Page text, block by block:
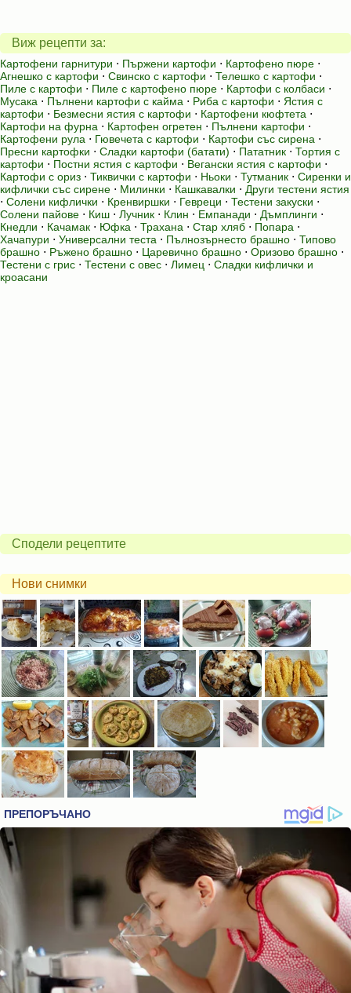
Виж рецепти за:
Картофени гарнитури ⋅ Пържени картофи ⋅ Картофено пюре ⋅
Агнешко с картофи ⋅ Свинско с картофи ⋅ Телешко с картофи ⋅
Пиле с картофи ⋅ Пиле с картофено пюре ⋅ Картофи с колбаси ⋅
Мусака ⋅ Пълнени картофи с кайма ⋅ Риба с картофи ⋅ Ястия с
картофи ⋅ Безмесни ястия с картофи ⋅ Картофени кюфтета ⋅
Картофи на фурна ⋅ Картофен огретен ⋅ Пълнени картофи ⋅
Картофени рула ⋅ Гювечета с картофи ⋅ Картофи със сирена ⋅
Пресни картофки ⋅ Сладки картофи (батати) ⋅ Пататник ⋅ Тортия с
картофи ⋅ Постни ястия с картофи ⋅ Вегански ястия с картофи ⋅
Картофи с ориз ⋅ Тиквички с картофи ⋅ Ньоки ⋅ Тутманик ⋅ Сиренки и
кифлички със сирене ⋅ Милинки ⋅ Кашкавалки ⋅ Други тестени ястия
⋅ Солени кифлички ⋅ Кренвиршки ⋅ Гевреци ⋅ Тестени закуски ⋅
Солени пайове ⋅ Киш ⋅ Лучник ⋅ Клин ⋅ Емпанади ⋅ Дъмплинги ⋅
Кнедли ⋅ Качамак ⋅ Юфка ⋅ Трахана ⋅ Стар хляб ⋅ Попара ⋅
Хачапури ⋅ Универсални теста ⋅ Пълнозърнесто брашно ⋅ Типово
брашно ⋅ Ръжено брашно ⋅ Царевично брашно ⋅ Оризово брашно ⋅
Тестени с грис ⋅ Тестени с овес ⋅ Лимец ⋅ Сладки кифлички и
кроасани
Сподели рецептите
Нови снимки